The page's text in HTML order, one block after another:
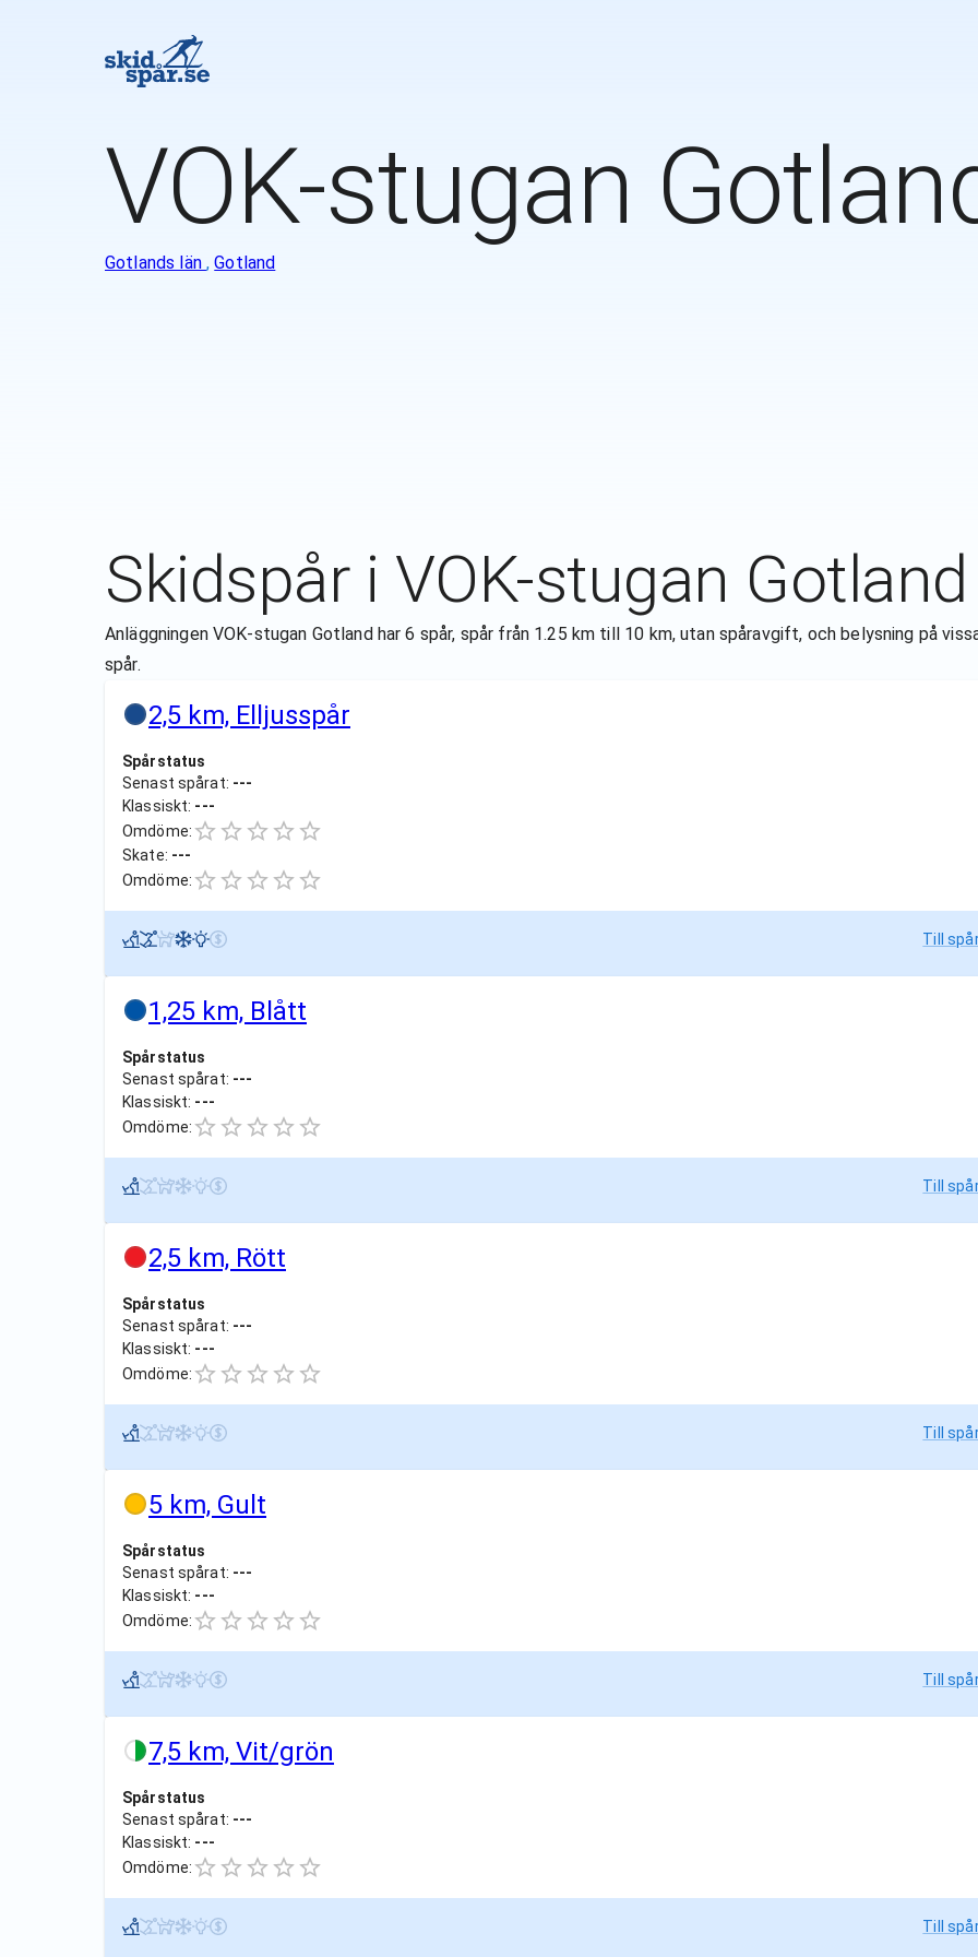
VOK-stugan
Gotlands län ,Gotland
Skidspår i VOK-stugan Gotland
Anläggningen VOK-stugan Gotland har 6 spår, spår från 1.25 km till 10 km, utan spåravgift, och belysning på
spår.
2,5 km, Elljusspår
Spårstatus
Senast spårat: ---
Klassiskt: ---
Omdöme:
Skate: ---
Omdöme:
Till
1,25 km, Blått
Spårstatus
Senast spårat: ---
Klassiskt: ---
Omdöme:
Till
2,5 km, Rött
Spårstatus
Senast spårat: ---
Klassiskt: ---
Omdöme:
Till
5 km, Gult
Spårstatus
Senast spårat: ---
Klassiskt: ---
Omdöme:
Till
7,5 km, Vit/grön
Spårstatus
Senast spårat: ---
Klassiskt: ---
Omdöme:
Till